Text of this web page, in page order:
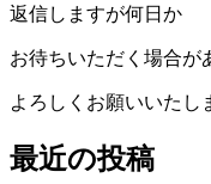
返信しますが何日か
お待ちいただく場合が
よろしくお願いいたし
最近の投稿